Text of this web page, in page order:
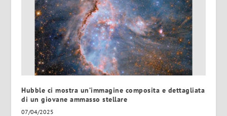
Hubble ci mostra un’immagine composita e dettagliata
di un giovane ammasso stellare
07/04/2025